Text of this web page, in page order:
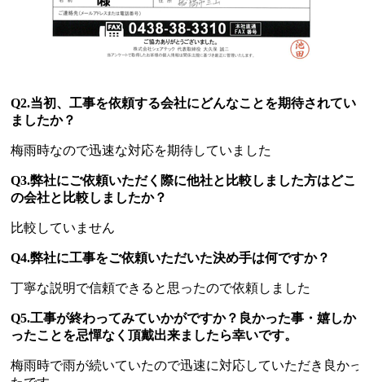
Q2.当初、工事を依頼する会社にどんなことを期待されてい
ましたか？
梅雨時なので迅速な対応を期待していました
Q3.弊社にご依頼いただく際に他社と比較しました方はどこ
の会社と比較しましたか？
比較していません
Q4.弊社に工事をご依頼いただいた決め手は何ですか？
丁寧な説明で信頼できると思ったので依頼しました
Q5.工事が終わってみていかがですか？良かった事・嬉しか
ったことを忌憚なく頂戴出来ましたら幸いです。
梅雨時で雨が続いていたので迅速に対応していただき良かっ